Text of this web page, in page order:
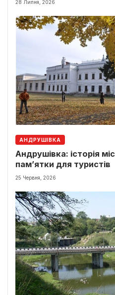
28 Липня, 2026
АНДРУШІВКА
Андрушівка: історія
пам’ятки для туристів
25 Червня, 2026